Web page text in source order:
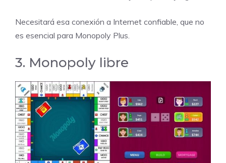
Necesitará esa conexión a Internet confiable, que no
es esencial para Monopoly Plus.
3. Monopoly libre